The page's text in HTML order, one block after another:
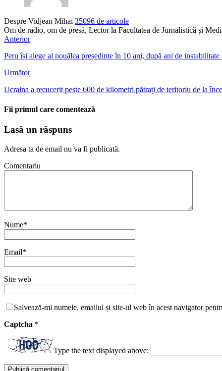
Despre Vidjean Mihai 35096 de articole
Om de radio, om de presă, Lector la Facultatea de Jurnalistică și
Anterior
Peru își alege al nouălea președinte în 10 ani, după ani de
Următor
Ucraina a recucerit peste 600 de kilometri pătrați de teritoriu de la
Fii primul care comentează
Lasă un răspuns
Adresa ta de email nu va fi publicată.
Comentariu
Nume*
Email*
Site web
Salvează-mi numele, emailul și site-ul web în acest navigator
Captcha *
Type the text displayed above: